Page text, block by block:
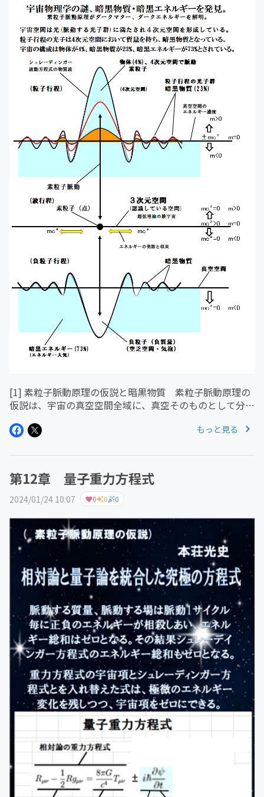
[1] 素粒子脈動原理の仮説と暗黒物質 素粒子脈動原理の
仮説は、宇宙の真空空間全域に、真空そのものとして分布
し、その希薄なエネルギーの物理を展開して現代の物理学
もっと見る
第12章 量子重力方程式
2024/01/24 10:07 0 0 0